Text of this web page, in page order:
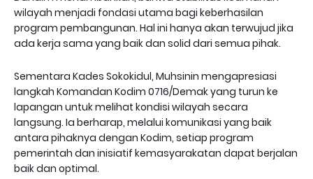
wilayah menjadi fondasi utama bagi keberhasilan
program pembangunan. Hal ini hanya akan terwujud jika
ada kerja sama yang baik dan solid dari semua pihak.
Sementara Kades Sokokidul, Muhsinin mengapresiasi
langkah Komandan Kodim 0716/Demak yang turun ke
lapangan untuk melihat kondisi wilayah secara
langsung. Ia berharap, melalui komunikasi yang baik
antara pihaknya dengan Kodim, setiap program
pemerintah dan inisiatif kemasyarakatan dapat berjalan
baik dan optimal.